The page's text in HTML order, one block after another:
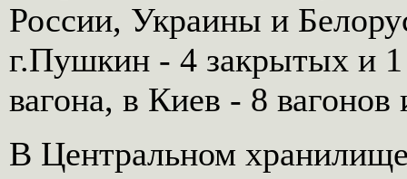
России, Украины и
г.Пушкин - 4 закрытых и
вагона, в Киев - 8
В Центральном хранилище